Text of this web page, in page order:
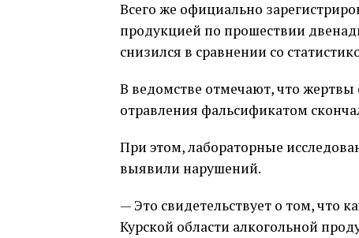
Всего же официально
продукцией по прошествии
снизился в сравнении со
В ведомстве отмечают, что жертвы
отравления фальсификатом
При этом, лабораторные
выявили нарушений.
— Это свидетельствует о том, что
Курской области алкогольной